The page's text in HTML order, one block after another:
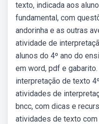
texto, indicada aos
fundamental, com
andorinha e as outras
atividade de
alunos do 4º ano do
em word, pdf e
interpretação de texto
atividades de
bncc, com dicas e
atividades de texto com